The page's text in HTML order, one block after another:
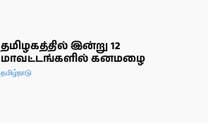
தமிழகத்தில் இன்று 12
மாவட்டங்களில் கனமழை
தமிழ்நாடு